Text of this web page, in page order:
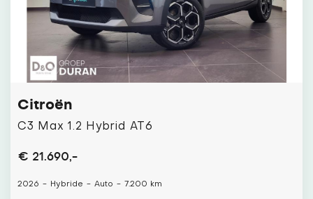
Citroën
C3 Max 1.2 Hybrid AT6
€ 21.690,-
2026 - Hybride - Auto - 7.200 km